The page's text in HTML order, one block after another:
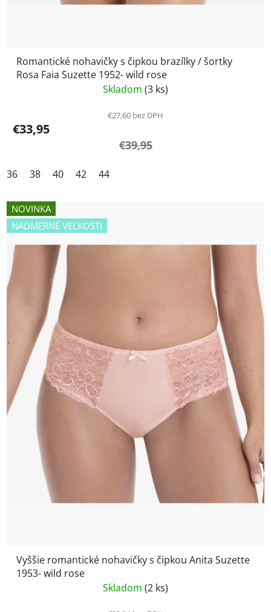
Romantické nohavičky s čipkou brazílky / šortky
Rosa Faia Suzette 1952- wild rose
Skladom (3 ks)
€27,60 bez DPH
€33,95
€39,95
36 38 40 42 44
NOVINKA
NADMERNÉ VEĽKOSTI
Vyššie romantické nohavičky s čipkou Anita Suzette
1953- wild rose
Skladom (2 ks)